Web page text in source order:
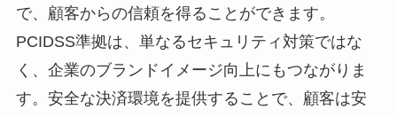
で、顧客からの信頼を得ることができます。
PCIDSS準拠は、単なるセキュリティ対策ではな
く、企業のブランドイメージ向上にもつながりま
す。安全な決済環境を提供することで、顧客は安